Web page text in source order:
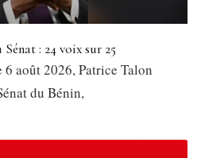
: 24 voix sur 25
août 2026, Patrice Talon
du Bénin,